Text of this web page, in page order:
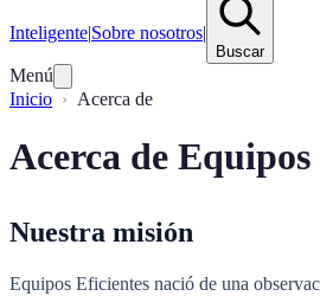
Inteligente|Sobre nosotros|
Buscar
Menú
Inicio
Acerca de
Acerca de
Nuestra misión
Equipos Eficientes nació de una